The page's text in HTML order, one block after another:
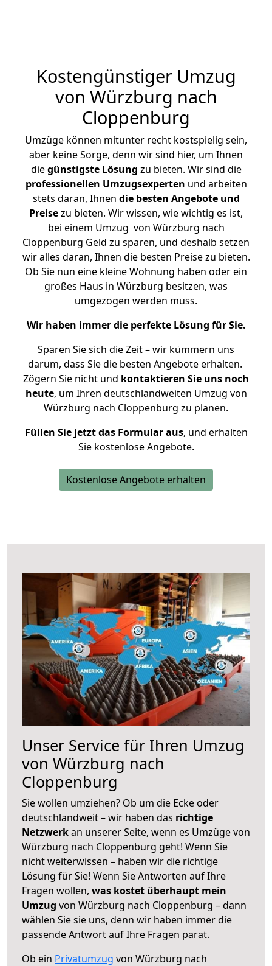
Kostengünstiger Umzug
von Würzburg nach
Cloppenburg
Umzüge können mitunter recht kostspielig sein,
aber keine Sorge, denn wir sind hier, um Ihnen
diegünstigste Lösung zu bieten. Wir sind die
professionellen Umzugsexperten und arbeiten
stets daran, Ihnen die besten Angebote und
Preisezu bieten. Wir wissen, wie wichtig es ist,
bei einem Umzug von Würzburg nach
Cloppenburg Geld zu sparen, und deshalb setzen
wir alles daran, Ihnen die besten Preise zu bieten.
Ob Sie nun eine kleine Wohnung haben oder ein
großes Haus in Würzburg besitzen, was
umgezogen werden muss.
Wir haben immer die perfekte Lösung für Sie.
Sparen Sie sich die Zeit – wir kümmern uns
darum, dass Sie die besten Angebote erhalten.
Zögern Sie nicht und kontaktieren Sie uns noch
heute, um Ihren deutschlandweiten Umzug von
Würzburg nach Cloppenburg zu planen.
Füllen Sie jetzt das Formular aus, und erhalten
Sie kostenlose Angebote.
Kostenlose Angebote erhalten
Unser Service für Ihren Umzug
von Würzburg nach
Cloppenburg
Sie wollen umziehen? Ob um die Ecke oder
deutschlandweit – wir haben das richtige
Netzwerkan unserer Seite, wenn es Umzüge von
Würzburg nach Cloppenburg geht! Wenn Sie
nicht weiterwissen – haben wir die richtige
Lösung für Sie! Wenn Sie Antworten auf Ihre
Fragen wollen, was kostet überhaupt mein
Umzug von Würzburg nach Cloppenburg – dann
wählen Sie sie uns, denn wir haben immer die
passende Antwort auf Ihre Fragen parat.
Ob ein Privatumzug von Würzburg nach